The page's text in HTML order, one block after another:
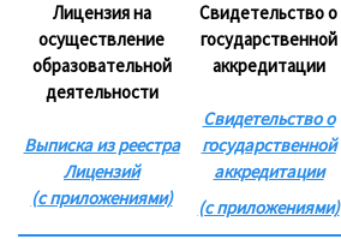
Лицензия на
осуществление
образовательной
деятельности
Выписка из реестра
Лицензий
(с приложениями)
Свидетельство о
государственной
аккредитации
Свидетельство о
государственной
аккредитации
(с приложениями)